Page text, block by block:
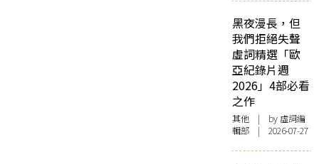
黑夜漫長，但
我們拒絕失聲
虛詞精選「歐
亞紀錄片週
2026」4部必看
之作
其他 | by 虛詞編
輯部 | 2026-07-27